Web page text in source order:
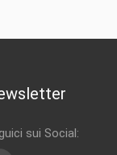
sui Social: